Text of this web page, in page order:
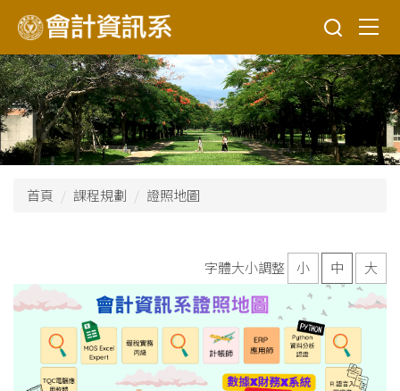
到
主
要
內
容
區
首頁 課程規劃 證照地圖
字體大小調整 小 中 大